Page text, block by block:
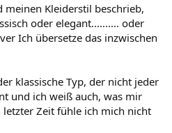
Kleiderstil beschrieb,
oder elegant.......... oder
Ich übersetze das inzwischen
klassische Typ, der nicht jeder
und ich weiß auch, was mir
Zeit fühle ich mich nicht